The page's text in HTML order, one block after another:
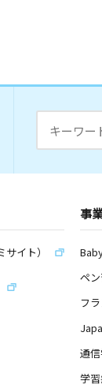
イト）
事
ペ
フ
通
学